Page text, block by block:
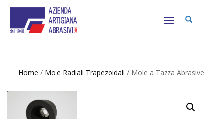
NAVIGAZIONE
Home / Mole Radiali Trapezoidali / Mole a Tazza Abrasive